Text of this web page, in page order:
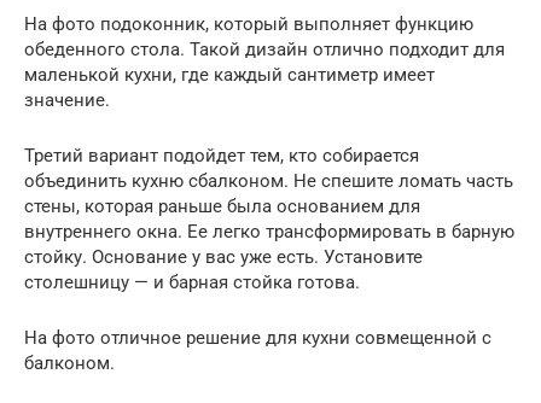
На фото подоконник, который выполняет функцию
обеденного стола. Такой дизайн отлично подходит для
маленькой кухни, где каждый сантиметр имеет
значение.
Третий вариант подойдет тем, кто собирается
объединить кухню сбалконом. Не спешите ломать часть
стены, которая раньше была основанием для
внутреннего окна. Ее легко трансформировать в барную
стойку. Основание у вас уже есть. Установите
столешницу — и барная стойка готова.
На фото отличное решение для кухни совмещенной с
балконом.